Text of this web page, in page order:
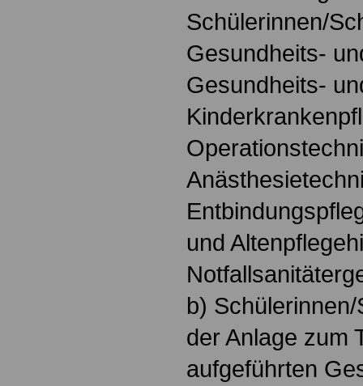
Schülerinnen/
Gesundheits-
Gesundheits-
und
b)
der Anlage zum
aufgeführten